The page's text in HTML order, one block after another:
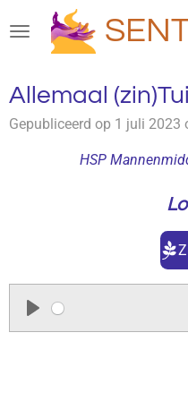
direct
de
hoofdinhoud
Allemaal
Gepubliceerd op 1 juli 2023
HSP
P